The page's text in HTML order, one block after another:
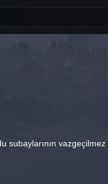
subaylarının vazgeçilmez